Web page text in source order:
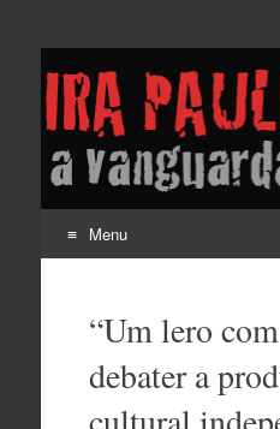
Lira
vanguarda
Menu
“Um lero
debater a